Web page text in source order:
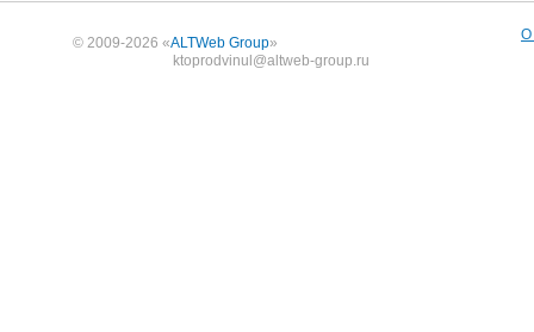
© 2009-2026 «ALTWeb Group»
ktoprodvinul@altweb-group.ru
О